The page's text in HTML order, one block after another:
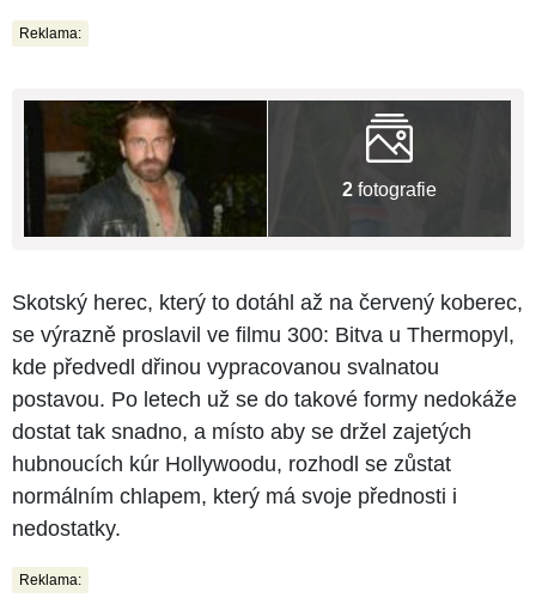
Reklama:
2 fotografie
Skotský herec, který to dotáhl až na červený koberec,
se výrazně proslavil ve filmu 300: Bitva u Thermopyl,
kde předvedl dřinou vypracovanou svalnatou
postavou. Po letech už se do takové formy nedokáže
dostat tak snadno, a místo aby se držel zajetých
hubnoucích kúr Hollywoodu, rozhodl se zůstat
normálním chlapem, který má svoje přednosti i
nedostatky.
Reklama: